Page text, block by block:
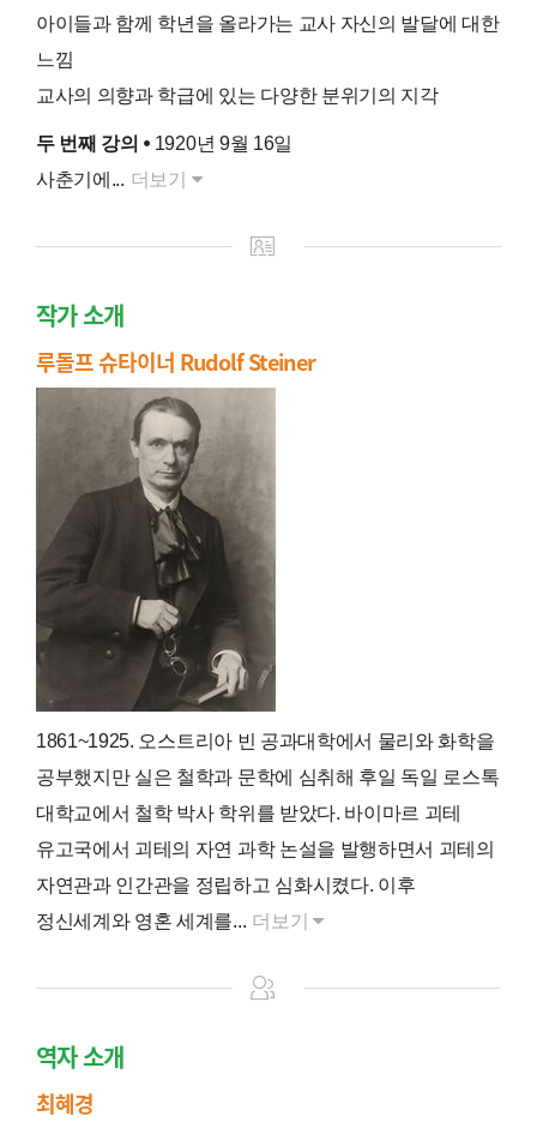
아이들과 함께 학년을 올라가는 교사 자신의 발달에 대한
느낌
교사의 의향과 학급에 있는 다양한 분위기의 지각
두 번째 강의 ⦁ 1920년 9월 16일
사춘기에... 더보기
작가 소개
루돌프 슈타이너 Rudolf Steiner
1861~1925. 오스트리아 빈 공과대학에서 물리와 화학을
공부했지만 실은 철학과 문학에 심취해 후일 독일 로스톡
대학교에서 철학 박사 학위를 받았다. 바이마르 괴테
유고국에서 괴테의 자연 과학 논설을 발행하면서 괴테의
자연관과 인간관을 정립하고 심화시켰다. 이후
정신세계와 영혼 세계를... 더보기
역자 소개
최혜경